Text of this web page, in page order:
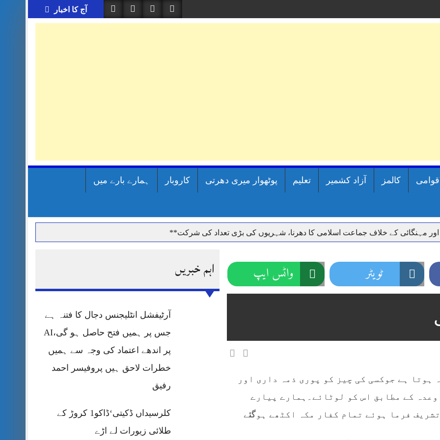
آج کا اخبار
کالمز آزاد کشمیر تعلیم پوٹھوار میری دھرتی کاروبار ہمارے بارے میں
مہنگائی کے خلاف جماعت اسلامی کا دھرنا، شہریوں کی بڑی تعداد کی شرکت**
دے رہا، وفاقی وزیر توانائی اویس لغاری
جموں 6 تحریک شاد باد کا عبدالخطیب چودھری کی حمایت کا اعلان
شہری کو پیش ہونے کا حکم
چارسدہ کا بہادر سپوت وطن کی حرمت پر قربان
انداز متاثرین
اسسٹنٹ کمشنر کلرسیداں سیدہ زینب حسین کی پریس کانفرنس
اہم خبریں
آرٹیفشل انٹلیجنس دجال کا فتنہ ہے
جس پر ہمیں فتح حاصل ہو گی،AI
پر اندھے اعتماد کی وجہ سے ہمیں
خطرات لاحق ہیں پروفیسر احمد
رفیق
کلرسیداں ڈکیتی‘ڈاکو1 کروڑ کے
طلائی زیورات لے اڑے
ٹویٹر واٹس ایپ
ہوتا ہے جوکسی کی چیز کو پوری ذمہ داری اور
کے مطابق اس کو لوٹائے۔ہمارے پیارے
فرما ہوئے تمام کفار مکہ اکٹھے ہو گئے